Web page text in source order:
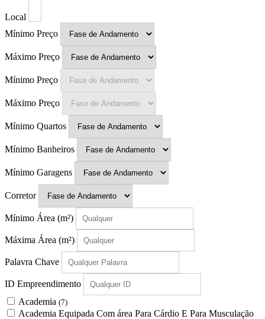
Local
Mínimo Preço
Máximo Preço
Mínimo Preço
Máximo Preço
Mínimo Quartos
Mínimo Banheiros
Mínimo Garagens
Corretor
Mínimo Área (m²)
Máxima Área (m²)
Palavra Chave
ID Empreendimento
Academia (7)
Academia Equipada Com área Para Cárdio E Para Musculação